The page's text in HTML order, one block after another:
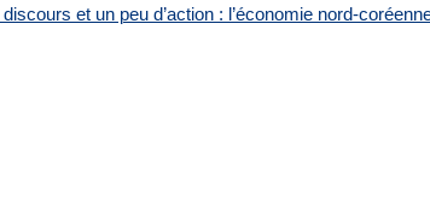
et un peu d’action : l’économie nord-